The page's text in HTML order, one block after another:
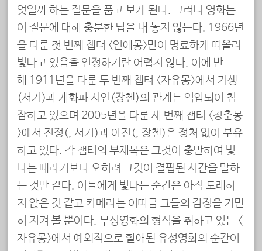
엇일까 하는 질문을 품고 보게 된다. 그러나 영화는
이 질문에 대해 충분한 답을 내 놓지 않는다. 1966년
을 다룬 첫 번째 챕터 <연애몽>만이 명료하게 떠올라
빛나고 있음을 인정하기란 어렵지 않다. 이에 반
해 1911년을 다룬 두 번째 챕터 <자유몽>에서 기생
(서기)과 개화파 시인(장첸)의 관계는 억압되어 침
잠하고 있으며 2005년을 다룬 세 번째 챕터 <청춘몽
>에서 진정(陳靖, 서기)과 아진(阿震, 장첸)은 정처 없이 부유
하고 있다. 각 챕터의 부제목은 그것이 충만하여 빛
나는 때라기보다 오히려 그것이 결핍된 시간을 말하
는 것만 같다. 이들에게 빛나는 순간은 아직 도래하
지 않은 것 같고 카메라는 이따금 그들의 감정을 가만
히 지켜 볼 뿐이다. 무성영화의 형식을 취하고 있는 <
자유몽>에서 예외적으로 할애된 유성영화의 순간이